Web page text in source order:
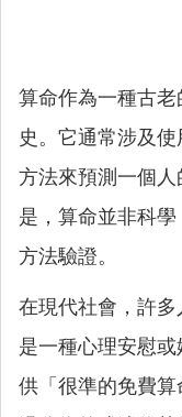
算命作為一種古
史。它通常涉及
方法來預測一個
是，算命並非科
方法驗證。
在現代社會，許
是一種心理安慰
供「很準的免費